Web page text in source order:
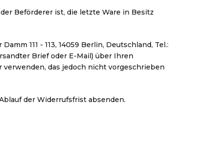
Beförderer ist, die letzte Ware in Besitz
111 - 113, 14059 Berlin, Deutschland, Tel.:
Brief oder E-Mail) über Ihren
das jedoch nicht vorgeschrieben
der Widerrufsfrist absenden.